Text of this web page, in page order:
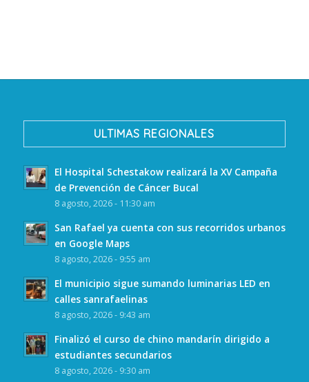
ULTIMAS REGIONALES
El Hospital Schestakow realizará la XV Campaña
de Prevención de Cáncer Bucal
8 agosto, 2026 - 11:30 am
San Rafael ya cuenta con sus recorridos urbanos
en Google Maps
8 agosto, 2026 - 9:55 am
El municipio sigue sumando luminarias LED en
calles sanrafaelinas
8 agosto, 2026 - 9:43 am
Finalizó el curso de chino mandarín dirigido a
estudiantes secundarios
8 agosto, 2026 - 9:30 am